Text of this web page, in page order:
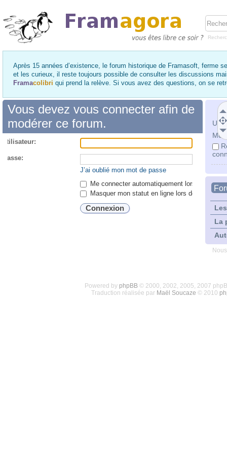
Après 15 années d’existence, le forum historique de Framasoft, ferme
et les curieux, il reste toujours possible de consulter les discussions
Framacolibri qui prend la relève. Si vous avez des questions, on se
Mot
La
Vous devez vous connecter afin de
modérer ce forum.
passe:
J’ai oublié mon mot de passe
Me connecter automatiquement lors de
Masquer mon statut en ligne lors de cette
Powered by phpBB© 2000, 2002, 2005, 2007
Traduction réalisée par Maël Soucaze © 2010